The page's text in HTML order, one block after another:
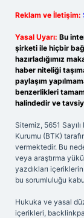
Reklam ve İletişim:
Yasal Uyarı: Bu
şirketi ile hiçbir
hazırladığımız
haber niteliği
paylaşım
benzerlikleri
halindedir ve
Sitemiz, 5651
Kurumu (BTK)
vermektedir. Bu
veya araştırma
yazdıkları
bu sorumluluğu
Hukuka ve yasal
içerikleri,